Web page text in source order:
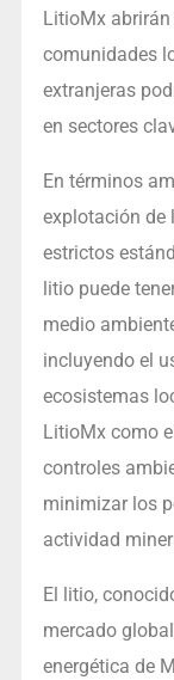
LitioMx
comunidades
extranjeras
en sectores
En términos
explotación de
estrictos
litio puede
medio
incluyendo el
ecosistemas
LitioMx como
controles
minimizar los
actividad
El litio,
mercado
energética de